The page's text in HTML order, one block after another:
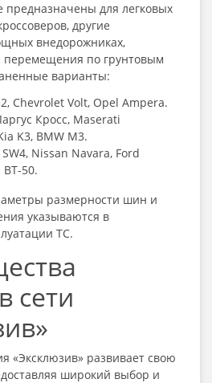
предназначены для легковых
другие
внедорожниках,
перемещения по грунтовым
варианты:
Chevrolet Volt, Opel Ampera.
Кросс, Maserati
K3, BMW M3.
Nissan Navara, Ford
50.
размерности шин и
указываются в
ТС.
сети
«Эксклюзив» развивает свою
широкий выбор и